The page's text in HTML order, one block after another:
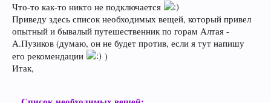
Что-то как-то никто не подключается
Приведу здесь список необходимых вещей, который привел
опытный и бывалый путешественник по горам Алтая -
А.Пузиков (думаю, он не будет против, если я тут напишу
его рекомендации
)
Итак,